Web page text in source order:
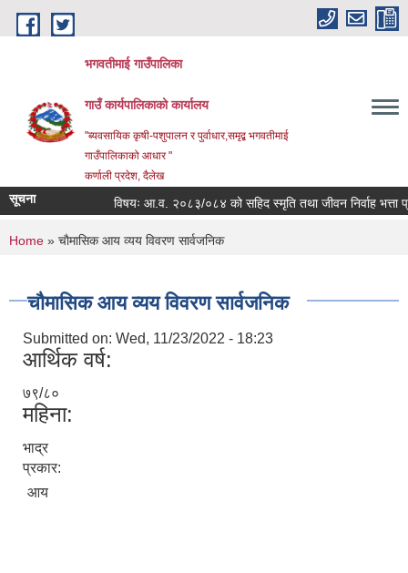
Skip to main content
भगवतीमाई गाउँपालिका
गाउँ कार्यपालिकाको कार्यालय
"ब्यवसायिक कृषी-पशुपालन र पुर्वाधार,समृद्ब भगवतीमाई
गाउँपालिकाको आधार "
कर्णाली प्रदेश, दैलेख
सूचना विषयः आ.व. २०८३/०८४ को सहिद स्मृति तथा जीवन निर्वाह भत्ता
You are here
Home » चाैमासिक आय व्यय विवरण सार्वजनिक
चाैमासिक आय व्यय विवरण सार्वजनिक
Submitted on: Wed, 11/23/2022 - 18:23
आर्थिक वर्ष:
७९/८०
महिना:
भाद्र
प्रकार:
आय